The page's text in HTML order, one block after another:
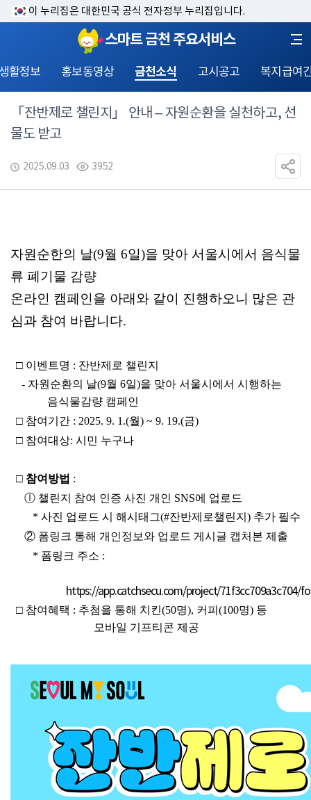
이 누리집은 대한민국 공식 전자정부 누리집입니다.
스마트 금천 주요서비스
활정보 홍보동영상 금천소식 고시공고 복지급여
「잔반제로 챌린지」 안내 – 자원순환을 실천하고, 선
물도 받고
2025.09.03 3952
자원순한의 날(9월 6일)을 맞아 서울시에서 음식물
류 폐기물 감량
온라인 캠페인을 아래와 같이 진행하오니 많은 관
심과 참여 바랍니다.
□ 이벤트명 : 잔반제로 챌린지
- 자원순환의 날(9월 6일)을 맞아 서울시에서 시행하는
음식물감량 캠페인
□ 참여기간 : 2025. 9. 1.(월) ~ 9. 19.(금)
□ 참여대상: 시민 누구나
□ 참여방법 :
ⓛ 챌린지 참여 인증 사진 개인 SNS에 업로드
* 사진 업로드 시 해시태그(#잔반제로챌린지 ) 추가 필수
② 폼링크 통해 개인정보와 업로드 게시글 캡처본 제출
* 폼링크 주소 :
https://app.catchsecu.com/project/71f3cc709a3c704/
□ 참여혜택 : 추첨을 통해 치킨(50명), 커피 (100명) 등
모바일 기프티콘 제공